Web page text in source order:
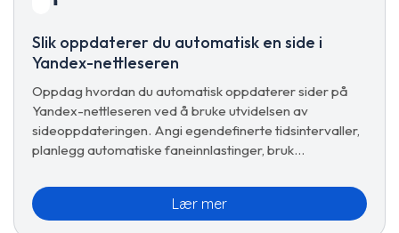
Slik oppdaterer du automatisk en side i
Yandex-nettleseren
Oppdag hvordan du automatisk oppdaterer sider på
Yandex-nettleseren ved å bruke utvidelsen av
sideoppdateringen. Angi egendefinerte tidsintervaller,
planlegg automatiske faneinnlastinger, bruk
oppdateringsalternativer for sømløs surfing.
Lær mer